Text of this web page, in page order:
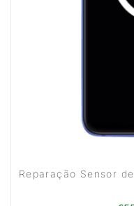
Reparação Sensor